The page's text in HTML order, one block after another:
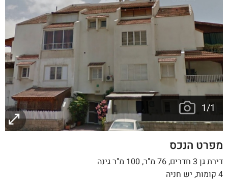
1/1
מפרט הנכס
דירת גן 3 חדרים, 76 מ"ר, 100 מ"ר גינה
4 קומות, יש חניה